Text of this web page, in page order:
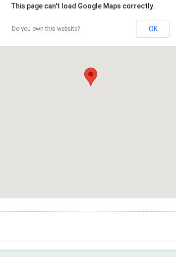
This page can't load Google Maps correctly.
Do you own this website? OK